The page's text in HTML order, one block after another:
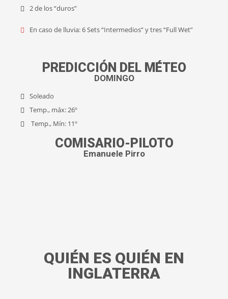
2 de los “duros”
En caso de lluvia: 6 Sets “Intermedios” y tres “Full Wet”
PREDICCIÓN DEL MÉTEO
DOMINGO
Soleado
Temp., máx: 26º
Temp., Mín: 11º
COMISARIO-PILOTO
Emanuele Pirro
QUIÉN ES QUIÉN EN
INGLATERRA